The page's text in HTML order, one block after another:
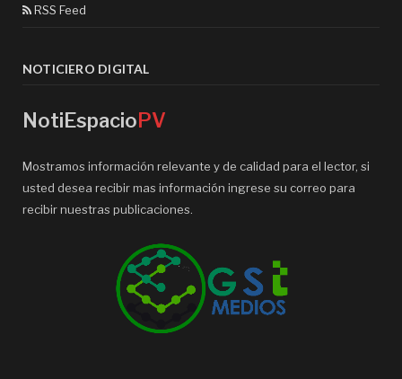
RSS Feed
NOTICIERO DIGITAL
NotiEspacio PV
Mostramos información relevante y de calidad para el lector, si
usted desea recibir mas información ingrese su correo para
recibir nuestras publicaciones.